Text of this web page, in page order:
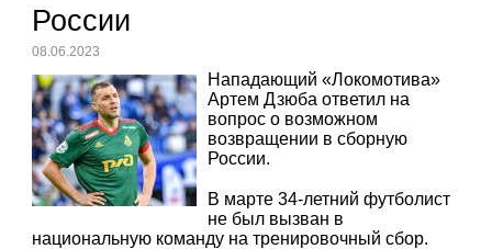
России
08.06.2023
Нападающий «Локомотива»
Артем Дзюба ответил на
вопрос о возможном
возвращении в сборную
России.
В марте 34-летний футболист
не был вызван в
национальную команду на тренировочный сбор.